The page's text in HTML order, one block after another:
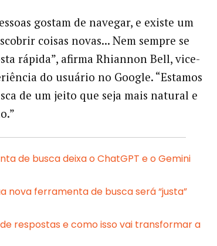
gostam de navegar, e existe um
coisas novas... Nem sempre se
rápida”, afirma Rhiannon Bell, vice-
do usuário no Google. “Estamos
de um jeito que seja mais natural e
de busca deixa o ChatGPT e o Gemini
nova ferramenta de busca será “justa”
respostas e como isso vai transformar a